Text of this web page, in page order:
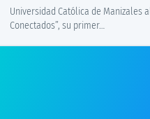
Universidad Católica de Manizales
Conectados”, su primer…